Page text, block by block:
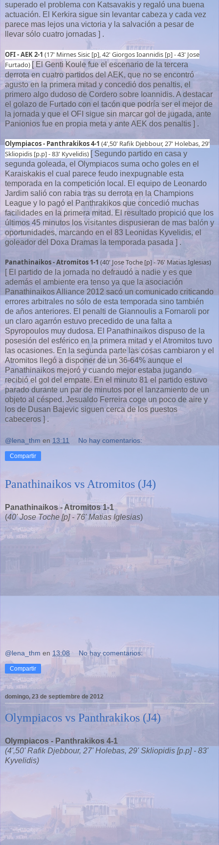
superado el problema con Katsavakis y regaló una buena
actuación. El Kerkira sigue sin levantar cabeza y cada vez
parece mas lejos una victoria y la salvación a pesar de
llevar sólo cuatro jornadas ] .
OFI - AEK 2-1 (17' Mirnes Sisic [p], 42' Giorgos Ioannidis [p] - 43' Jose
Furtado) [ El Genti Koule fue el escenario de la tercera
derrota en cuatro partidos del AEK, que no se encontró
agusto en la primera mitad y concedió dos penaltis, el
primero algo dudoso de Cordero sobre Ioannidis. A destacar
el golazo de Furtado con el tacón que podría ser el mejor de
la jornada y que el OFI sigue sin marcar gol de jugada, ante
Panionios fue en propia meta y ante AEK dos penaltis ] .
Olympiacos - Panthrakikos 4-1 (4',50' Rafik Djebbour, 27' Holebas, 29'
Skliopidis [p.p] - 83' Kyvelidis) [ Segundo partido en casa y
segunda goleada, el Olympiacos suma ocho goles en el
Karaiskakis el cual parece feudo inexpugnable esta
temporada en la competición local. El equipo de Leonardo
Jardim salió con rabia tras su derrota en la Champions
League y lo pagó el Panthrakikos que concedió muchas
facilidades en la primera mitad. El resultado propició que los
últimos 45 minutos los visitantes dispusieran de mas balón y
oportunidades, marcando en el 83 Leonidas Kyvelidis, el
goleador del Doxa Dramas la temporada pasada ] .
Panathinaikos - Atromitos 1-1 (40' Jose Toche [p] - 76' Matias Iglesias)
[ El partido de la jornada no defraudó a nadie y es que
además el ambiente era tenso ya que la asociación
Panathinaikos Alliance 2012 sacó un comunicado criticando
errores arbitrales no sólo de esta temporada sino también
de años anteriores. El penalti de Giannoulis a Fornaroli por
un claro agarrón estuvo precedido de una falta a
Spyropoulos muy dudosa. El Panathinaikos dispuso de la
posesión del esférico en la primera mitad y el Atromitos tuvo
las ocasiones. En la segunda parte las cosas cambiaron y el
Atromitos llegó a disponer de un 36-64% aunque el
Panathinaikos mejoró y cuando mejor estaba jugando
recibió el gol del empate. En el minuto 81 el partido estuvo
parado durante un par de minutos por el lanzamiento de un
objeto al césped. Jesualdo Ferreira coge un poco de aire y
los de Dusan Bajevic siguen cerca de los puestos
cabeceros ] .
@lena_thm en 13:11 No hay comentarios:
Compartir
Panathinaikos vs Atromitos (J4)
Panathinaikos - Atromitos 1-1
(40' Jose Toche [p] - 76' Matias Iglesias)
@lena_thm en 13:08 No hay comentarios:
Compartir
domingo, 23 de septiembre de 2012
Olympiacos vs Panthrakikos (J4)
Olympiacos - Panthrakikos 4-1
(4',50' Rafik Djebbour, 27' Holebas, 29' Skliopidis [p.p] - 83'
Kyvelidis)